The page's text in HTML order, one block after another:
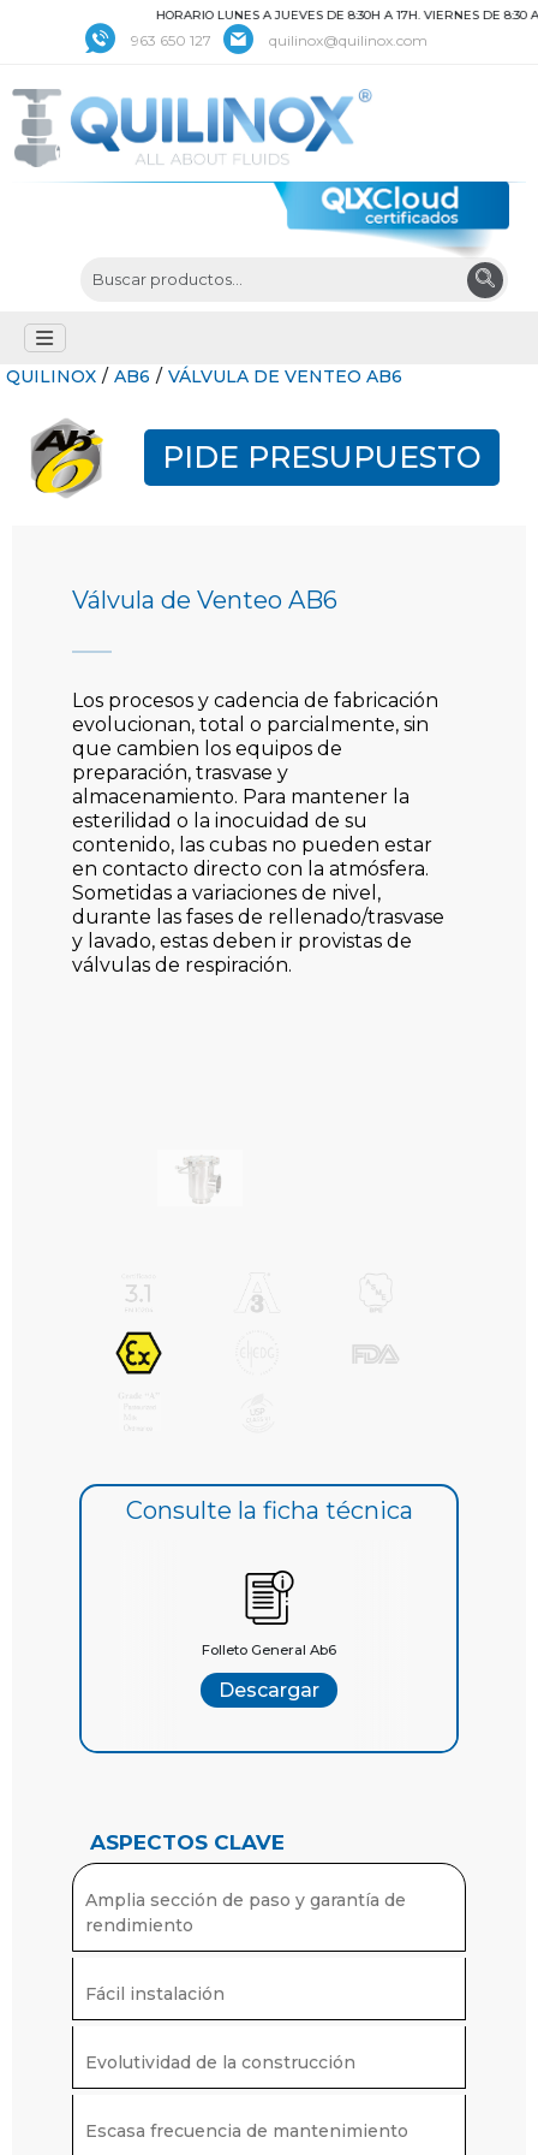
HORARIO LUNES A JUEVES DE 8:30H A 17H. VIERNES DE 8:30 A
963 650 127 quilinox@quilinox.com
QUILINOX / AB6 / VÁLVULA DE VENTEO AB6
PIDE PRESUPUESTO
Válvula de Venteo AB6
Los procesos y cadencia de fabricación
evolucionan, total o parcialmente, sin
que cambien los equipos de
preparación, trasvase y
almacenamiento. Para mantener la
esterilidad o la inocuidad de su
contenido, las cubas no pueden estar
en contacto directo con la atmósfera.
Sometidas a variaciones de nivel,
durante las fases de rellenado/trasvase
y lavado, estas deben ir provistas de
válvulas de respiración.
Consulte la ficha técnica
Folleto General Ab6
Descargar
ASPECTOS CLAVE
Amplia sección de paso y garantía de
rendimiento
Fácil instalación
Evolutividad de la construcción
Escasa frecuencia de mantenimiento